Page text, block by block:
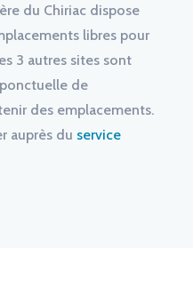
du Chiriac dispose
libres pour
3 autres sites sont
de
des emplacements.
auprès du service